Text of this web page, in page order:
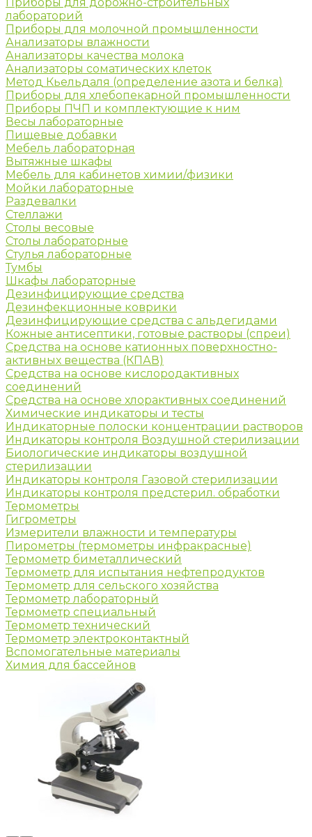
лабораторий
Приборы для молочной промышленности
Анализаторы влажности
Анализаторы качества молока
Анализаторы соматических клеток
Метод Кьельдаля (определение азота и белка)
Приборы для хлебопекарной промышленности
Приборы ПЧП и комплектующие к ним
Весы лабораторные
Пищевые добавки
Мебель лабораторная
Вытяжные шкафы
Мебель для кабинетов химии/физики
Мойки лабораторные
Раздевалки
Стеллажи
Столы весовые
Столы лабораторные
Стулья лабораторные
Тумбы
Шкафы лабораторные
Дезинфицирующие средства
Дезинфекционные коврики
Дезинфицирующие средства с альдегидами
Кожные антисептики, готовые растворы (спреи)
Средства на основе катионных поверхностно-
активных вещества (КПАВ)
Средства на основе кислородактивных
соединений
Средства на основе хлорактивных соединений
Химические индикаторы и тесты
Индикаторные полоски концентрации растворов
Индикаторы контроля Воздушной стерилизации
Биологические индикаторы воздушной
стерилизации
Индикаторы контроля Газовой стерилизации
Индикаторы контроля предстерил. обработки
Термометры
Гигрометры
Измерители влажности и температуры
Пирометры (термометры инфракрасные)
Термометр биметаллический
Термометр для испытания нефтепродуктов
Термометр для сельского хозяйства
Термометр лабораторный
Термометр специальный
Термометр технический
Термометр электроконтактный
Вспомогательные материалы
Химия для бассейнов